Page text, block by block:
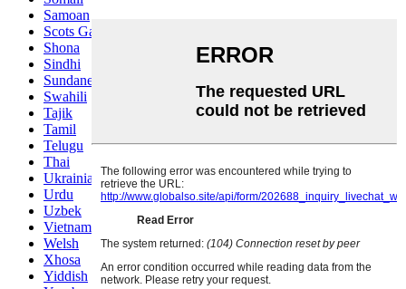
Samoan
Scots Gaelic
Shona
Sindhi
Sundanese
Swahili
Tajik
Tamil
Telugu
Thai
Ukrainian
Urdu
Uzbek
Vietnamese
Welsh
Xhosa
Yiddish